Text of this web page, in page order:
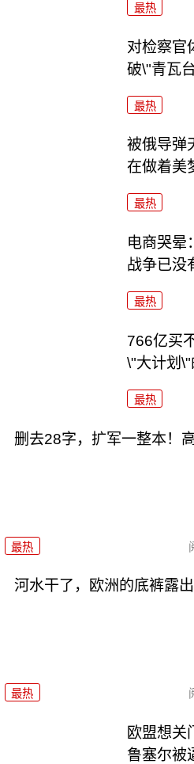
最热
对检察官
破\"青瓦
最热
被俄导弹
在做着美
最热
电商哭晕
战争已没
最热
766亿买
\"大计划
最热
删去28字，扩军一整本！
最热
河水干了，欧洲的底裤露
最热
欧盟想关
鲁塞尔被